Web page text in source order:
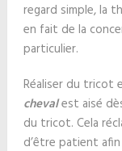
regard simple, la
en fait de la
particulier.
Réaliser du tricot
chevalest aisé
du tricot. Cela
d’être patient